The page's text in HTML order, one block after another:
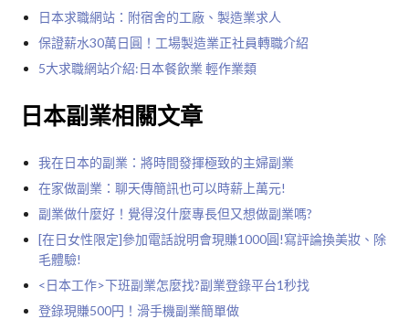
日本求職網站：附宿舍的工廠、製造業求人
保證薪水30萬日圓！工場製造業正社員轉職介紹
5大求職網站介紹:日本餐飲業 輕作業類
日本副業相關文章
我在日本的副業：將時間發揮極致的主婦副業
在家做副業：聊天傳簡訊也可以時薪上萬元!
副業做什麼好！覺得沒什麼專長但又想做副業嗎?
[在日女性限定]參加電話說明會現賺1000圓!寫評論換美妝、除
毛體驗!
<日本工作>下班副業怎麼找?副業登錄平台1秒找
登錄現賺500円！滑手機副業簡單做